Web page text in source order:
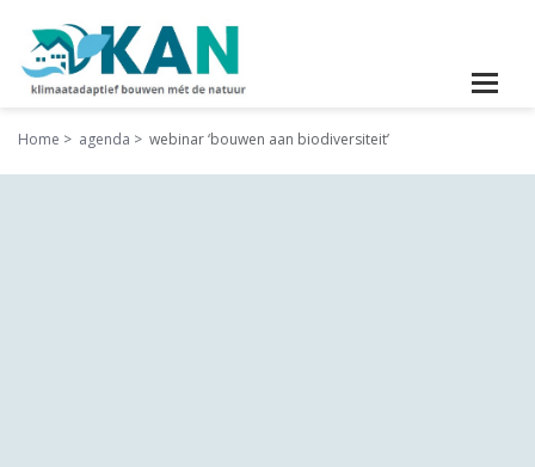
Home agenda webinar ‘bouwen aan biodiversiteit’